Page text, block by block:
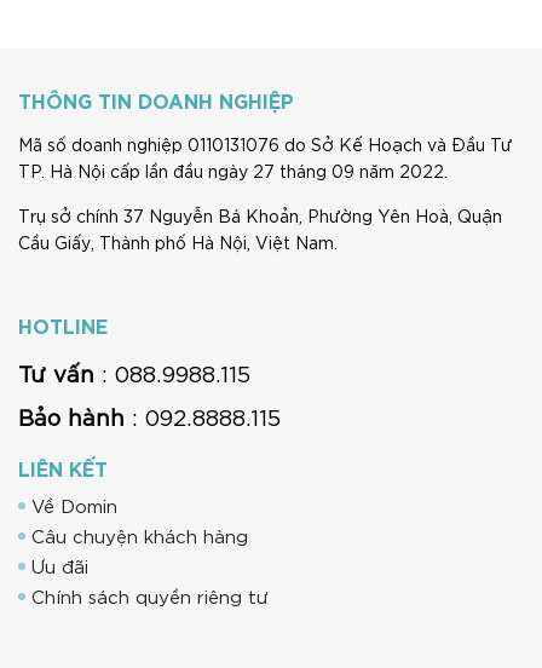
THÔNG TIN DOANH NGHIỆP
Mã số doanh nghiệp 0110131076 do Sở Kế Hoạch và Đầu Tư
TP. Hà Nội cấp lần đầu ngày 27 tháng 09 năm 2022.
Trụ sở chính 37 Nguyễn Bá Khoản, Phường Yên Hoà, Quận
Cầu Giấy, Thành phố Hà Nội, Việt Nam.
HOTLINE
Tư vấn : 088.9988.115
Bảo hành : 092.8888.115
LIÊN KẾT
Về Domin
Câu chuyện khách hàng
Ưu đãi
Chính sách quyền riêng tư